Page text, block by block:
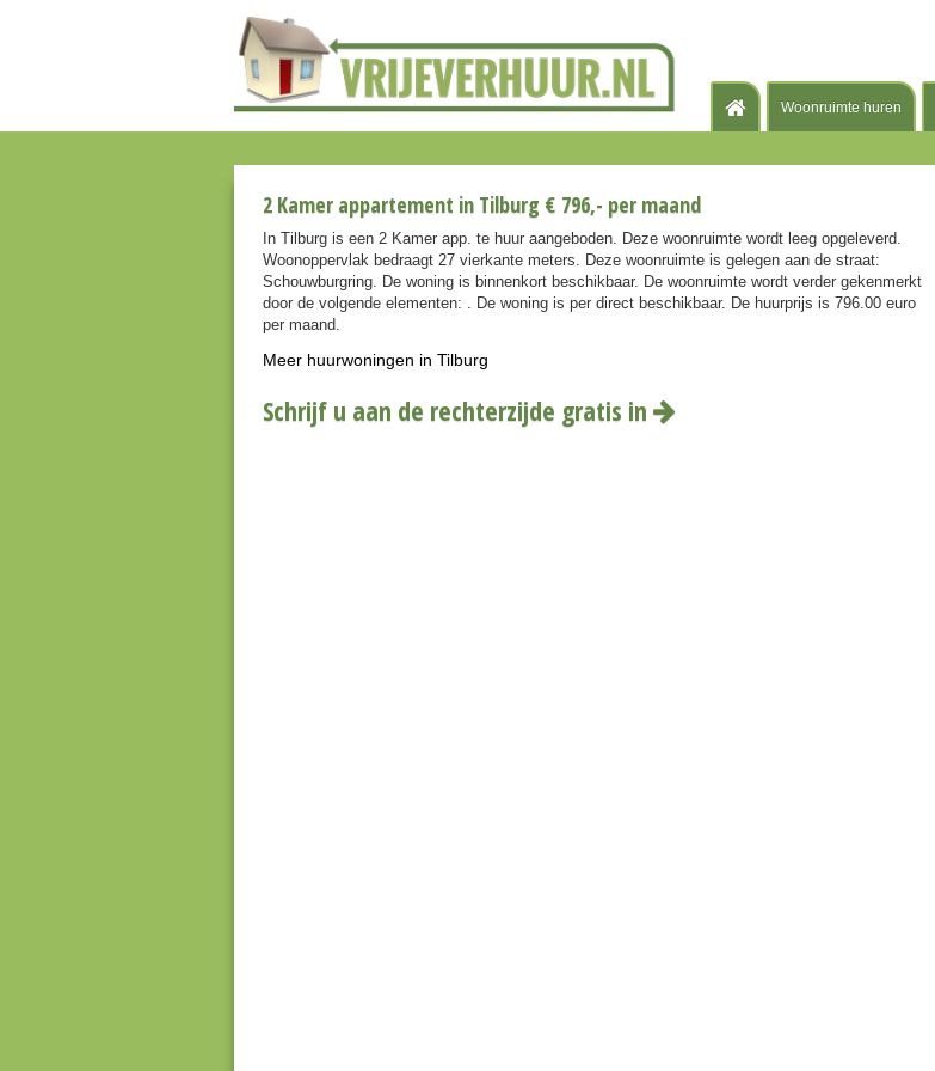
Woonruimte huren
2 Kamer appartement in Tilburg € 796,- per maand
In Tilburg is een 2 Kamer app. te huur aangeboden. Deze woonruimte wordt leeg opgeleverd.
Woonoppervlak bedraagt 27 vierkante meters. Deze woonruimte is gelegen aan de straat:
Schouwburgring. De woning is binnenkort beschikbaar. De woonruimte wordt verder gekenmerkt
door de volgende elementen: . De woning is per direct beschikbaar. De huurprijs is 796.00 euro
per maand.
Meer huurwoningen in Tilburg
Schrijf u aan de rechterzijde gratis in